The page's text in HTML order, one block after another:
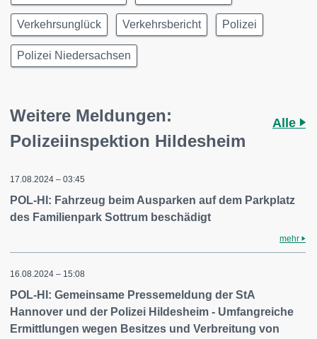
Verkehrsunglück Verkehrsbericht Polizei
Polizei Niedersachsen
Weitere Meldungen:
Polizeiinspektion Hildesheim
Alle
17.08.2024 – 03:45
POL-HI: Fahrzeug beim Ausparken auf dem Parkplatz
des Familienpark Sottrum beschädigt
mehr
16.08.2024 – 15:08
POL-HI: Gemeinsame Pressemeldung der StA
Hannover und der Polizei Hildesheim - Umfangreiche
Ermittlungen wegen Besitzes und Verbreitung von